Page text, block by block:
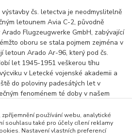
čs. letectva je neodmyslitelně
letounem Avia C-2, původně
Flugzeugwerke GmbH, zabývající
oboru se stala pojmem zejména v
letoun Arado Ar-96, který pod čs.
let 1945-1951 veškerou tíhu
v Letecké vojenské akademii a
do poloviny padesátých let v
fenoménem té doby v našem
na kvalitním křídovém
množství barevných a historických
používání webu, analytické
souhlasu také pro účely cílení reklamy
Nastavení vlastních preferencí